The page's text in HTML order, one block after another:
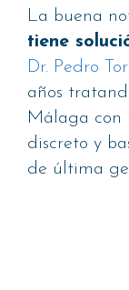
La buena
tiene
Dr. Pedro
años
Málaga con
discreto y
de última